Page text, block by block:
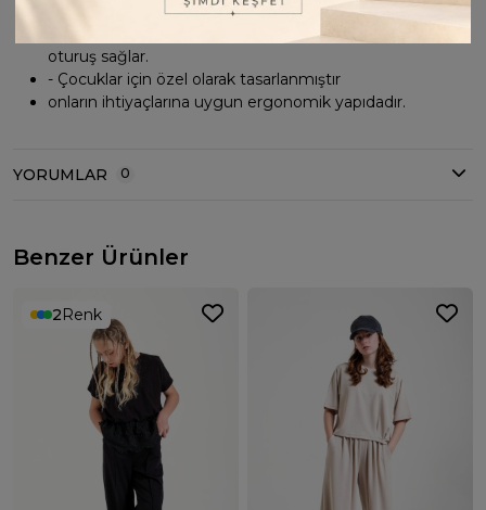
dokunuş hissi verir.
- Relaxed kalıbı sayesinde vücudu sarmayan, rahat bir
oturuş sağlar.
- Çocuklar için özel olarak tasarlanmıştır
onların ihtiyaçlarına uygun ergonomik yapıdadır.
YORUMLAR 0
Benzer Ürünler
2Renk